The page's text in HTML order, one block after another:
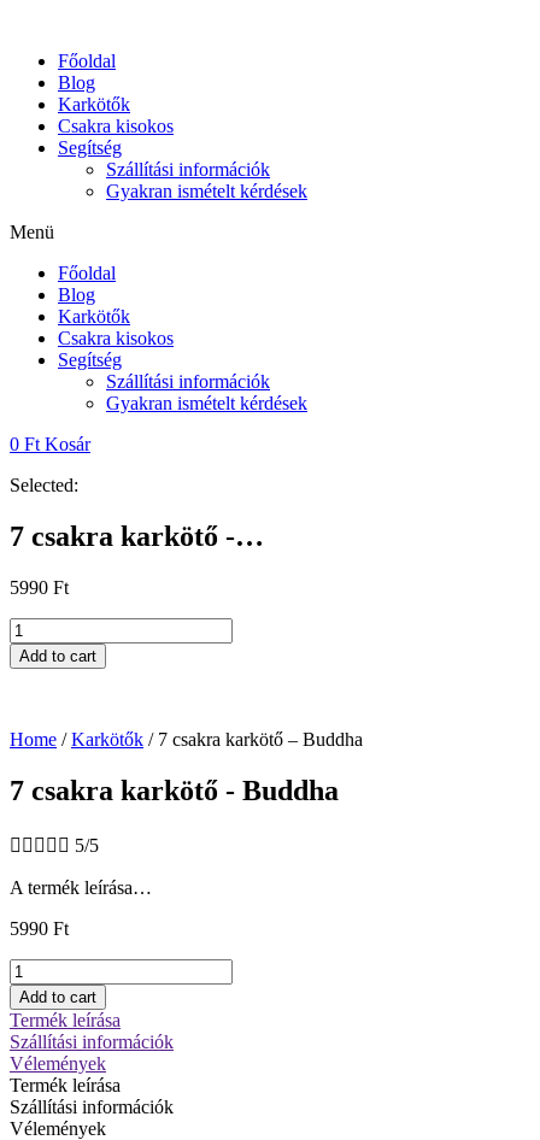
contentFőoldal
Blog
Karkötők
Csakra kisokos
Segítség
Szállítási információk
Gyakran ismételt kérdések
Menü
Főoldal
Blog
Karkötők
Csakra kisokos
Segítség
Szállítási információk
Gyakran ismételt kérdések
0 Ft Kosár
Selected:
7 csakra karkötő -…
5990 Ft
7
csakra
karkötő
quantity
Add to cart
Home /Karkötők / 7 csakra karkötő – Buddha
7 csakra karkötő - Buddha
     5/5
A termék leírása…
5990 Ft
7
csakra
karkötő
-
Buddha
quantity
Add to cart
Termék leírása
Szállítási információk
Vélemények
Termék leírása
Szállítási információk
Vélemények